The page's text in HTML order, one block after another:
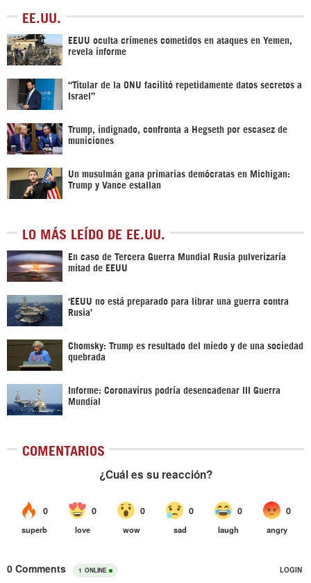
EE.UU.
EEUU oculta crímenes cometidos en ataques en Yemen,
revela informe
“Titular de la ONU facilitó repetidamente datos secretos a
Israel”
Trump, indignado, confronta a Hegseth por escasez de
municiones
Un musulmán gana primarias demócratas en Michigan:
Trump y Vance estallan
LO MÁS LEÍDO DE EE.UU.
En caso de Tercera Guerra Mundial Rusia pulverizaría
mitad de EEUU
‘EEUU no está preparado para librar una guerra contra
Rusia’
Chomsky: Trump es resultado del miedo y de una sociedad
quebrada
Informe: Coronavirus podría desencadenar III Guerra
Mundial
COMENTARIOS